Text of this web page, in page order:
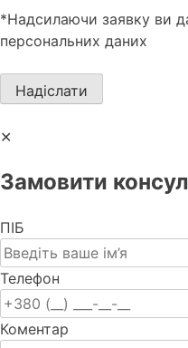
*Надсилаючи заявку ви
персональних даних
✕
Замовити
ПІБ
Телефон
Коментар